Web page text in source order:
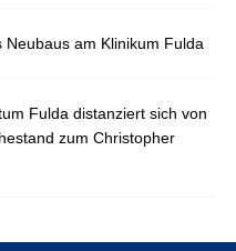
Neubaus am Klinikum Fulda
Fulda distanziert sich von
zum Christopher